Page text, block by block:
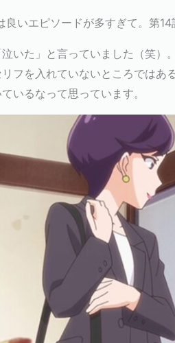
いエピソードが多すぎて。第
いた」と言っていました（笑）
フを入れていないところでは
いるなって思っています。